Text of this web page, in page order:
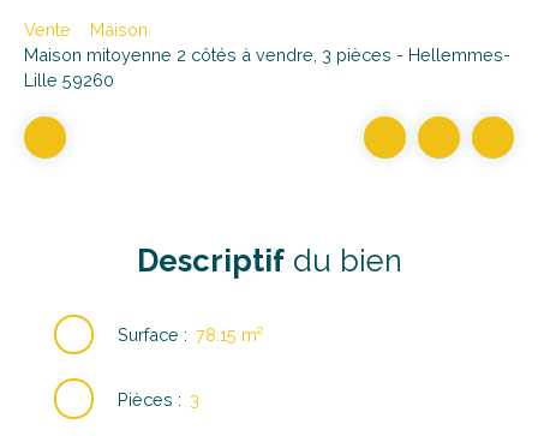
Vente
Maison
Maison mitoyenne 2 côtés à vendre, 3 pièces - Hellemmes-
Lille 59260
Descriptifdu bien
Surface : 78.15 m²
Pièces : 3